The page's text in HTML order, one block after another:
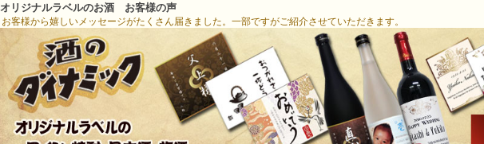
オリジナルラベルのお酒 お客様の声
お客様から嬉しいメッセージがたくさん届きました。一部ですがご紹介させていただきます。